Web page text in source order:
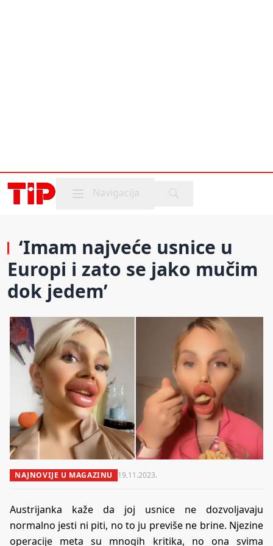
Mobile menu
Navigacija
‘Imam najveće usnice u
Europi i zato se jako mučim
dok jedem’
NAJNOVIJE U MAGAZINU 19.11.2023.
Austrijanka kaže da joj usnice ne dozvoljavaju
normalno jesti ni piti, no to ju previše ne brine. Njezine
operacije meta su mnogih kritika, no ona svima